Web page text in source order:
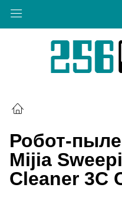
Робот-
Mijia
Cleaner 3C